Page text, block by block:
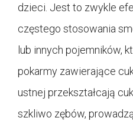
dzieci. Jest to zwykle
częstego stosowania
lub innych pojemników,
pokarmy zawierające
ustnej przekształcają
szkliwo zębów,